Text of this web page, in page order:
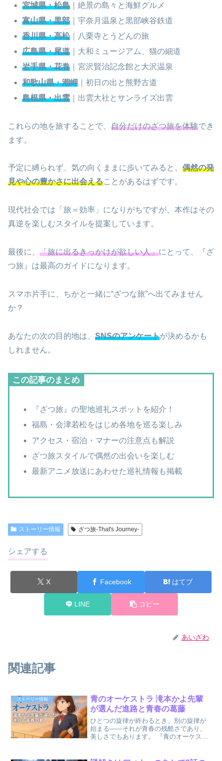
宮城県・松島 ｜絶景の島々と海鮮グルメ
富山県・黒部 ｜宇奈月温泉と黒部峡谷鉄道
香川県・高松｜八栗寺とうどんの旅
広島県・尾道 ｜大和ミュージアム、猫の細道
岩手県・花巻 ｜宮沢賢治記念館と大沢温泉
和歌山県・潮岬 ｜初日の出と熊野古道
島根県・出雲 ｜出雲大社とサンライズ出雲
これらの地を旅することで、 自分だけのざつ旅を体験でき
ます。
予定に縛られず、気の向くままに歩いてみると、 偶然の発
見や心の豊かさに出会えることがあるはずです。
現代社会では「旅＝効率」になりがちですが、本作はその
真逆を楽しむスタイルを提案しています。
最後に、 「旅に出るきっかけが欲しい人」にとって、『ざ
つ旅』は最高のガイドになります。
スマホ片手に、ちかと一緒に“ざつな旅”へ出てみません
か？
あなたの次の目的地は、 SNSのアンケートが決めるかも
しれません。
この記事のまとめ
『ざつ旅』の聖地巡礼スポットを紹介！
福島・会津若松をはじめ各地を巡る楽しみ
アクセス・宿泊・マナーの注意点も解説
ざつ旅スタイルで偶然の出会いを楽しむ
最新アニメ放送にあわせた巡礼情報も掲載
ストーリー情報 ざつ旅-That's Journey-
シェアする
X Facebook はてブ
LINE コピー
あいざわ
関連記事
ストーリー情報
青のオーケストラ 滝本かよ先輩
が選んだ進路と青春の葛藤
ひとつの旋律が終わるとき、別の旋律が
始まる――それが青春の残酷さであり、
美しさでもあります。 『青のオーケスト